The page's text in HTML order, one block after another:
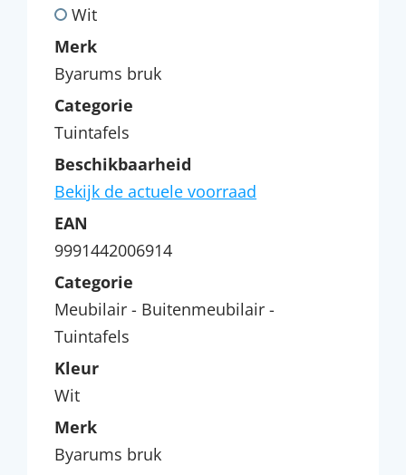
Wit
Merk
Byarums bruk
Categorie
Tuintafels
Beschikbaarheid
Bekijk de actuele voorraad
EAN
9991442006914
Categorie
Meubilair - Buitenmeubilair -
Tuintafels
Kleur
Wit
Merk
Byarums bruk